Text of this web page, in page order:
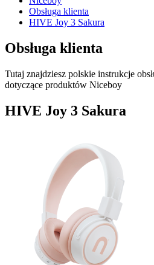
Obsługa klienta
HIVE Joy 3 Sakura
Obsługa klienta
Tutaj znajdziesz polskie instrukcje
dotyczące produktów Niceboy
HIVE Joy 3 Sakura